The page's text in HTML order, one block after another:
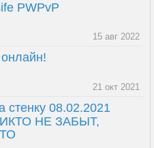
PWPvP
15 авг 2022
21 окт 2021
стенку 08.02.2021
НЕ ЗАБЫТ,